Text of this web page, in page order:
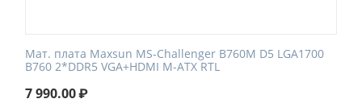
Мат. плата Maxsun MS-Challenger B760M D5 LGA1700
B760 2*DDR5 VGA+HDMI M-ATX RTL
7 990.00₽